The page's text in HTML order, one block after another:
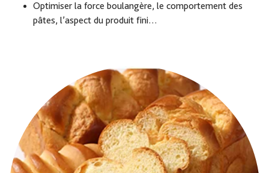
Optimiser la force boulangère, le comportement des
pâtes, l’aspect du produit fini…